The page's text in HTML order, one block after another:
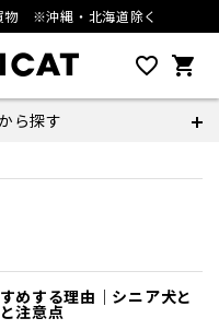
物 ※沖縄・北海道除く
favorite_outline shopping_cart
ら探す
めする理由｜シニア犬と
注意点